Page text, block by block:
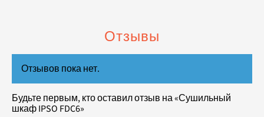
Отзывы
Отзывов пока нет.
Будьте первым, кто оставил отзыв на «Сушильный
шкаф IPSO FDC6»